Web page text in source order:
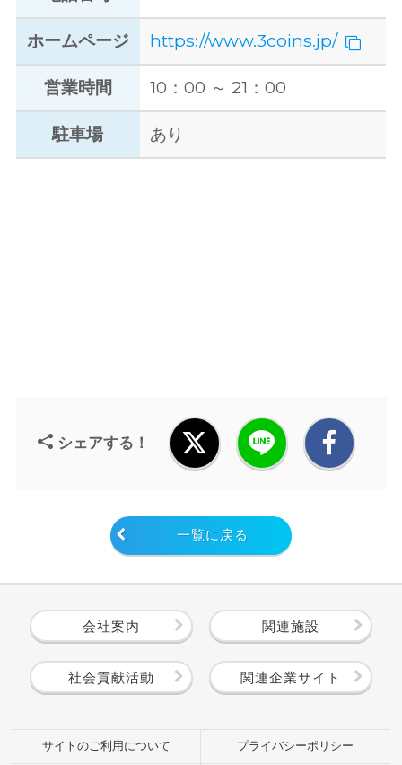
ホームページ https://www.3coins.jp/
営業時間 10：00 ～ 21：00
駐車場 あり
シェアする！
一覧に戻る
会社案内 関連施設
社会貢献活動 関連企業サイト
サイトのご利用について プライバシーポリシー